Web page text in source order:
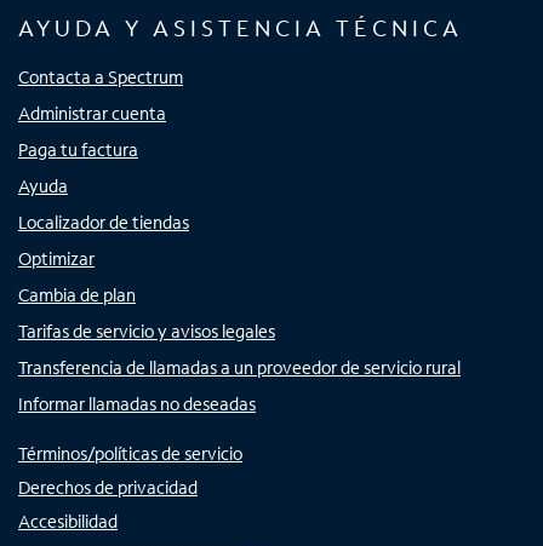
AYUDA Y ASISTENCIA TÉCNICA
Contacta a Spectrum
Administrar cuenta
Paga tu factura
Ayuda
Localizador de tiendas
Optimizar
Cambia de plan
Tarifas de servicio y avisos legales
Transferencia de llamadas a un proveedor de servicio rural
Informar llamadas no deseadas
Términos/políticas de servicio
Derechos de privacidad
Accesibilidad